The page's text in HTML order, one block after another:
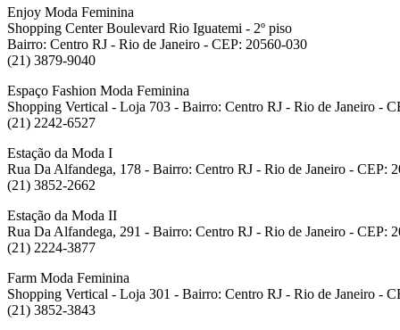
Enjoy Moda Feminina
Shopping Center Boulevard Rio Iguatemi - 2º piso
Bairro: Centro RJ - Rio de Janeiro - CEP: 20560-030
(21) 3879-9040
Espaço Fashion Moda Feminina
Shopping Vertical - Loja 703 - Bairro: Centro RJ - Rio de Janeiro -
(21) 2242-6527
Estação da Moda I
Rua Da Alfandega, 178 - Bairro: Centro RJ - Rio de Janeiro - CEP:
(21) 3852-2662
Estação da Moda II
Rua Da Alfandega, 291 - Bairro: Centro RJ - Rio de Janeiro - CEP:
(21) 2224-3877
Farm Moda Feminina
Shopping Vertical - Loja 301 - Bairro: Centro RJ - Rio de Janeiro -
(21) 3852-3843